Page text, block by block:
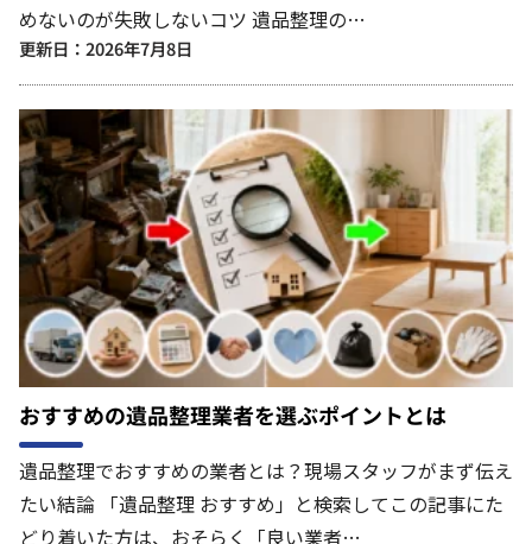
めないのが失敗しないコツ 遺品整理の…
更新日：2026年7月8日
おすすめの遺品整理業者を選ぶポイントとは
遺品整理でおすすめの業者とは？現場スタッフがまず伝え
たい結論 「遺品整理 おすすめ」と検索してこの記事にた
どり着いた方は、おそらく「良い業者…